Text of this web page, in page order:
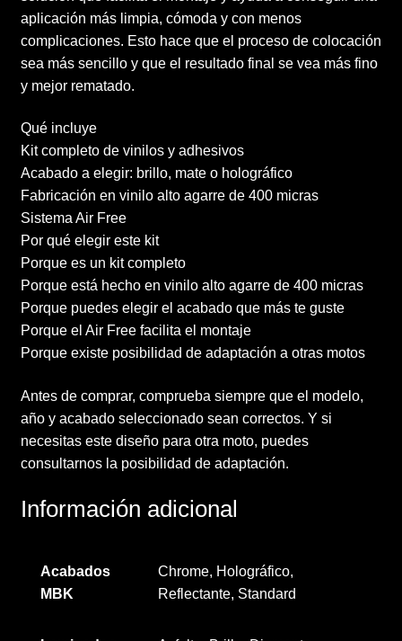
aplicación más limpia, cómoda y con menos
complicaciones. Esto hace que el proceso de colocación
sea más sencillo y que el resultado final se vea más fino
y mejor rematado.
Qué incluye
Kit completo de vinilos y adhesivos
Acabado a elegir: brillo, mate o holográfico
Fabricación en vinilo alto agarre de 400 micras
Sistema Air Free
Por qué elegir este kit
Porque es un kit completo
Porque está hecho en vinilo alto agarre de 400 micras
Porque puedes elegir el acabado que más te guste
Porque el Air Free facilita el montaje
Porque existe posibilidad de adaptación a otras motos
Antes de comprar, comprueba siempre que el modelo,
año y acabado seleccionado sean correctos. Y si
necesitas este diseño para otra moto, puedes
consultarnos la posibilidad de adaptación.
Información adicional
Acabados
MBK
Chrome, Holográfico,
Reflectante, Standard